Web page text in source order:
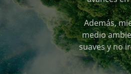
Además,
medio
suaves y no